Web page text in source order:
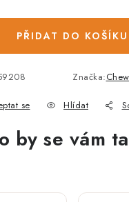
PŘIDAT DO KOŠÍKU
Značka:
se Hlídat
by se vám